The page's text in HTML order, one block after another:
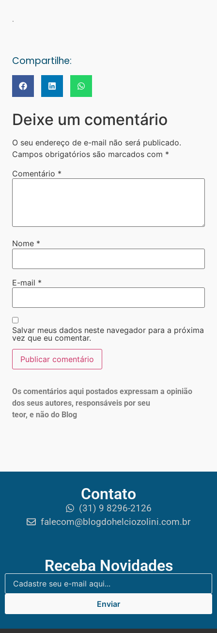
.
Compartilhe:
Deixe um comentário
O seu endereço de e-mail não será publicado.
Campos obrigatórios são marcados com *
Comentário *
Nome *
E-mail *
Salvar meus dados neste navegador para a próxima
vez que eu comentar.
Os comentários aqui postados expressam a opinião
dos seus autores, responsáveis por seu
teor, e não do Blog
Contato
(31) 9 8296-2126
falecom@blogdohelciozolini.com.br
Receba Novidades
Enviar